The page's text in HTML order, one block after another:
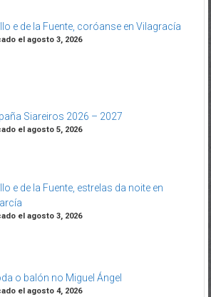
e de la Fuente, coróanse en Vilagracía
el agosto 3, 2026
Siareiros 2026 – 2027
el agosto 5, 2026
e de la Fuente, estrelas da noite en
el agosto 3, 2026
o balón no Miguel Ángel
el agosto 4, 2026